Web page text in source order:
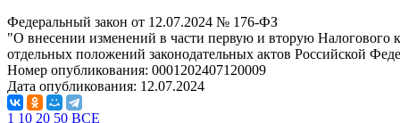
Федеральный закон от 12.07.2024 № 176-ФЗ
"О внесении изменений в части первую и вторую Налогового
отдельных положений законодательных актов Российской
Номер опубликования: 0001202407120009
Дата опубликования: 12.07.2024
1 10 20 50 ВСЕ